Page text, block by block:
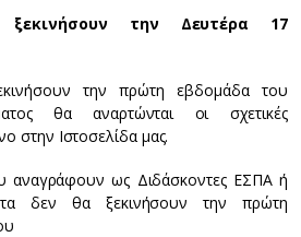
την Δευτέρα 17
την πρώτη εβδομάδα του
θα αναρτώνται οι σχετικές
στην Ιστοσελίδα μας.
αναγράφουν ως Διδάσκοντες ΕΣΠΑ ή
δεν θα ξεκινήσουν την πρώτη